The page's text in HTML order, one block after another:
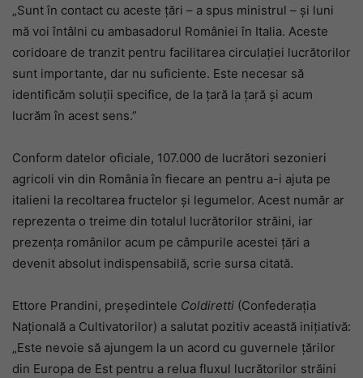
„Sunt în contact cu aceste țări – a spus ministrul – și luni
mă voi întâlni cu ambasadorul României în Italia. Aceste
coridoare de tranzit pentru facilitarea circulaţiei lucrătorilor
sunt importante, dar nu suficiente. Este necesar să
identificăm soluții specifice, de la țară la țară și acum
lucrăm în acest sens.”
Conform datelor oficiale, 107.000 de lucrători sezonieri
agricoli vin din România în fiecare an pentru a-i ajuta pe
italieni la recoltarea fructelor și legumelor. Acest număr ar
reprezenta o treime din totalul lucrătorilor străini, iar
prezența românilor acum pe câmpurile acestei țări a
devenit absolut indispensabilă, scrie sursa citată.
Ettore Prandini, președintele Coldiretti (Confederația
Națională a Cultivatorilor) a salutat pozitiv această inițiativă:
„Este nevoie să ajungem la un acord cu guvernele țărilor
din Europa de Est pentru a relua fluxul lucrătorilor străini